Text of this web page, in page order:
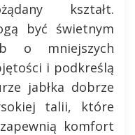
kształt.
być świetnym
o mniejszych
i podkreślą
jabłka dobrze
talii, które
komfort